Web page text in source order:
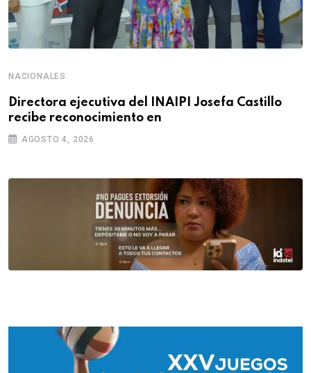
NACIONALES
Directora ejecutiva del INAIPI Josefa Castillo
recibe reconocimiento en
AGOSTO 4, 2026